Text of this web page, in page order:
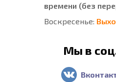
времени (без
Воскресенье:
Мы в